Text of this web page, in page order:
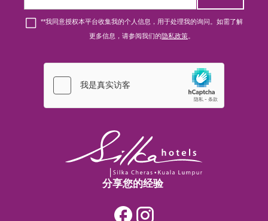
London
吉隆坡
香港
吉隆坡
**我同意授权本平台收集我的个人信息，用于处理我的询问。如需了解
更多信息，请参阅我们的隐私政策
分享您的经验